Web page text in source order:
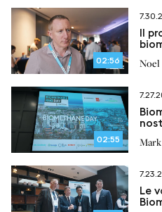
02:56
Il
Noel
02:55
Le